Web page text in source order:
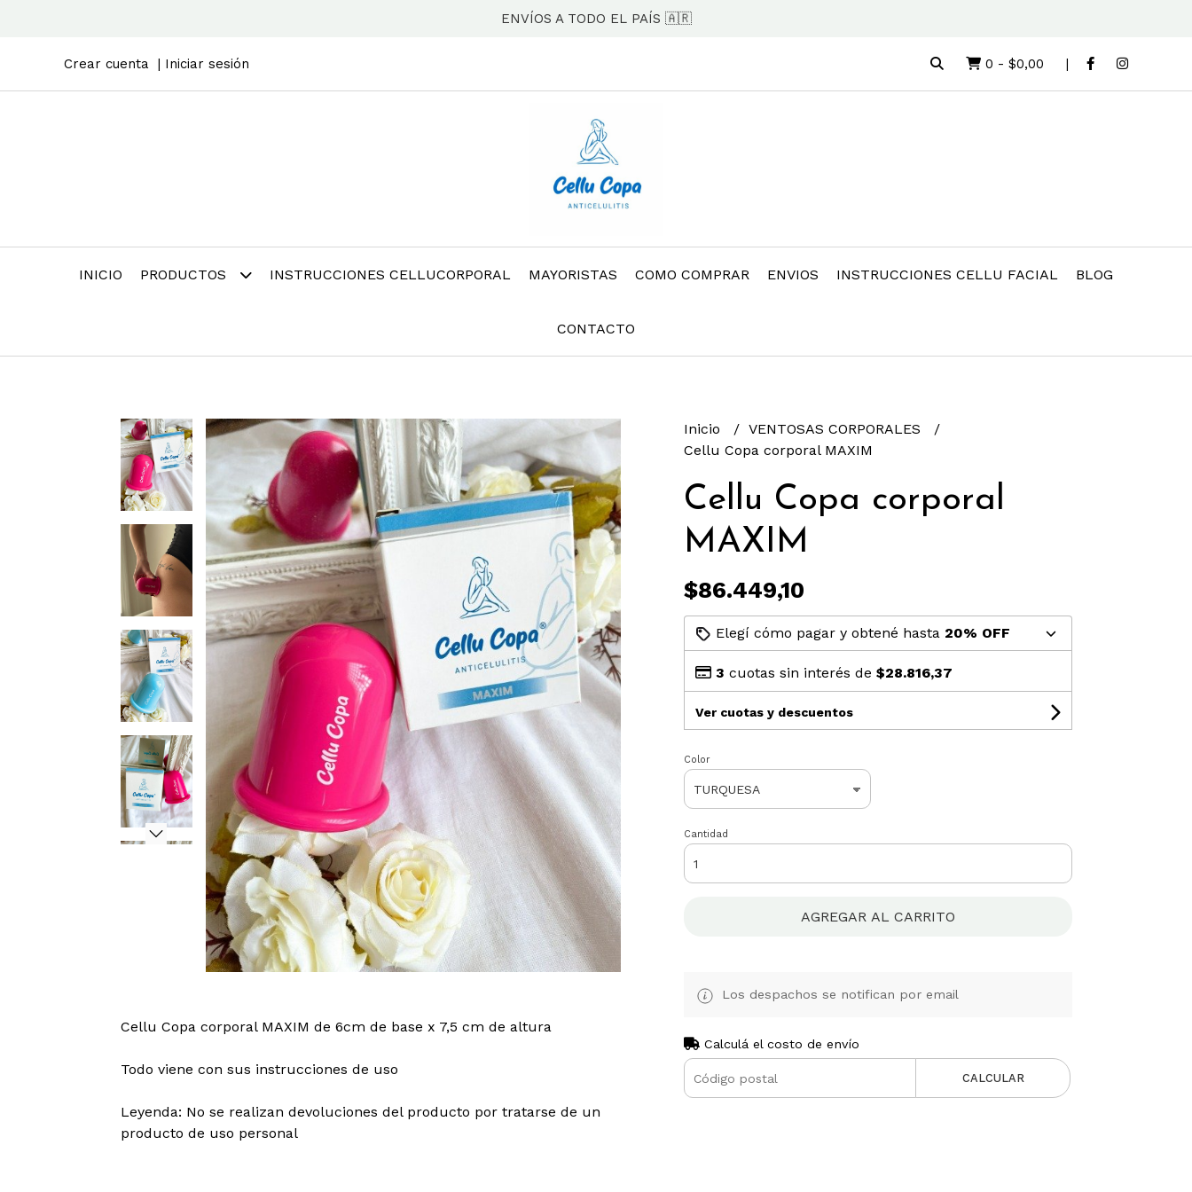
ENVÍOS A TODO EL PAÍS 🇦🇷
Crear cuenta Iniciar sesión 0 - $0,00
INICIO PRODUCTOS INSTRUCCIONES CELLUCORPORAL MAYORISTAS COMO COMPRAR ENVIOS INSTRUCCIONES CELLU FACIAL BLOG
CONTACTO
Cellu Copa corporal MAXIM de 6cm de base x 7,5 cm de altura
Todo viene con sus instrucciones de uso
Leyenda: No se realizan devoluciones del producto por tratarse de un
producto de uso personal
Inicio
VENTOSAS CORPORALES
Cellu Copa corporal MAXIM
Cellu Copa corporal
MAXIM
$86.449,10
Elegí cómo pagar y obtené hasta 20% OFF
3 cuotas sin interés de $28.816,37
Ver cuotas y descuentos
Color
Cantidad
AGREGAR AL CARRITO
Los despachos se notifican por email
Calculá el costo de envío
CALCULAR